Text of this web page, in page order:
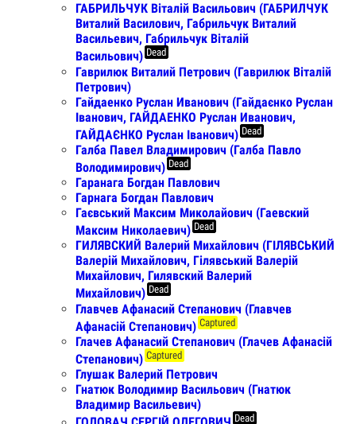
ГАБРИЛЬЧУК Віталій Васильович (ГАБРИЛЧУК
Виталий Василович, Габрильчук Виталий
Васильевич, Габрильчук Віталій
Васильович) Dead
Гаврилюк Виталий Петрович (Гаврилюк Віталій
Петрович)
Гайдаенко Руслан Иванович (Гайдаєнко Руслан
Іванович, ГАЙДАЕНКО Руслан Иванович,
ГАЙДАЄНКО Руслан Іванович) Dead
Галба Павел Владимирович (Галба Павло
Володимирович) Dead
Гаранага Богдан Павлович
Гарнага Богдан Павлович
Гаєвський Максим Миколайович (Гаевский
Максим Николаевич) Dead
ГИЛЯВСКИЙ Валерий Михайлович (ГІЛЯВСЬКИЙ
Валерій Михайлович, Гілявський Валерій
Михайлович, Гилявский Валерий
Михайлович) Dead
Главчев Афанасий Степанович (Главчев
Афанасій Степанович) Captured
Глачев Афанасий Степанович (Глачев Афанасій
Степанович) Captured
Глушак Валерий Петрович
Гнатюк Володимир Васильович (Гнатюк
Владимир Васильевич)
Dead